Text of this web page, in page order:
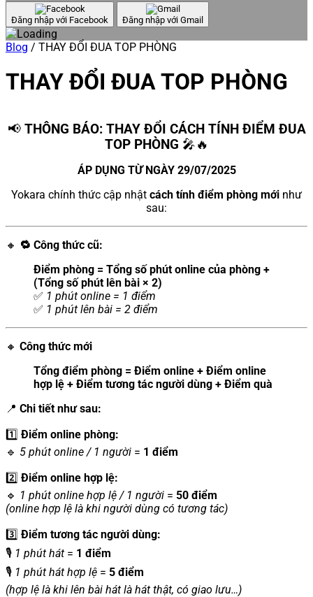
Đăng nhập với Facebook Đăng nhập với Gmail
Blog / THAY ĐỔI ĐUA TOP PHÒNG
THAY ĐỔI ĐUA TOP PHÒNG
📢 THÔNG BÁO: THAY ĐỔI CÁCH TÍNH ĐIỂM ĐUA
TOP PHÒNG 🎤🔥
ÁP DỤNG TỪ NGÀY 29/07/2025
Yokara chính thức cập nhật cách tính điểm phòng mới như
sau:
🔸 🔁 Công thức cũ:
Điểm phòng = Tổng số phút online của phòng +
(Tổng số phút lên bài × 2)
✅ 1 phút online = 1 điểm
✅ 1 phút lên bài = 2 điểm
🔸 Công thức mới
Tổng điểm phòng = Điểm online + Điểm online
hợp lệ + Điểm tương tác người dùng + Điểm quà
📍 Chi tiết như sau:
1️⃣ Điểm online phòng:
🔹 5 phút online / 1 người = 1 điểm
2️⃣ Điểm online hợp lệ:
🔹 1 phút online hợp lệ / 1 người = 50 điểm
(online hợp lệ là khi người dùng có tương tác)
3️⃣ Điểm tương tác người dùng:
🎙️ 1 phút hát = 1 điểm
🎙️ 1 phút hát hợp lệ = 5 điểm
(hợp lệ là khi lên bài hát là hát thật, có giao lưu…)